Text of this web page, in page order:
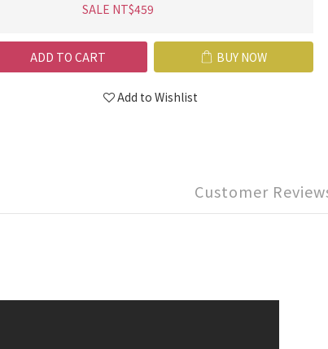
SALE NT$459
ADD TO CART BUY NOW
Add to Wishlist
Customer